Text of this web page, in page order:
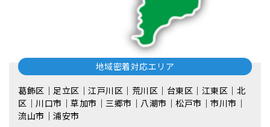
地域密着対応エリア
葛飾区｜足立区｜江戸川区｜荒川区｜台東区｜江東区｜北
区｜川口市｜草加市｜三郷市｜八潮市｜松⼾市｜市川市｜
流⼭市｜浦安市